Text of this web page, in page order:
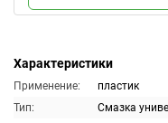
Характеристики
Применение:
пластик
Тип:
Смазка